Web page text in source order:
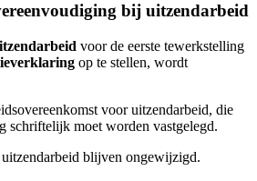
bij uitzendarbeid
voor de eerste tewerkstelling
op te stellen, wordt
voor uitzendarbeid, die
schriftelijk moet worden vastgelegd.
blijven ongewijzigd.